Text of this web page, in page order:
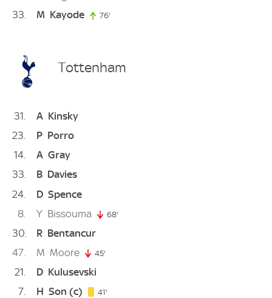
33
M Kayode 76'
Tottenham
31 A Kinsky
23
P Porro
14
A Gray
33
B Davies
24
D Spence
8
Y Bissouma 68'
30 R Bentancur
47
M Moore 45'
21 D Kulusevski
7
H Son (c) 41'